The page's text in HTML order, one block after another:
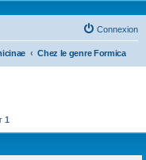
Connexion
Chez le genre Formica
1